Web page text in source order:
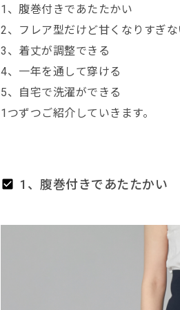
1、腹巻付きであたたかい
2、フレア型だけど甘くなりすぎ
3、着丈が調整できる
4、一年を通して穿ける
5、自宅で洗濯ができる
1つずつご紹介していきます。
1、腹巻付きであたたかい